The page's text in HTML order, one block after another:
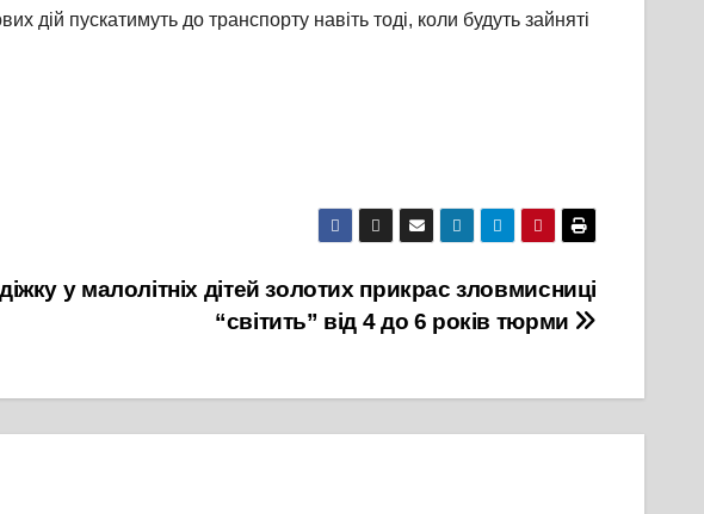
дій пускатимуть до транспорту навіть тоді, коли будуть зайняті
у малолітніх дітей золотих прикрас зловмисниці
“світить” від 4 до 6 років тюрми